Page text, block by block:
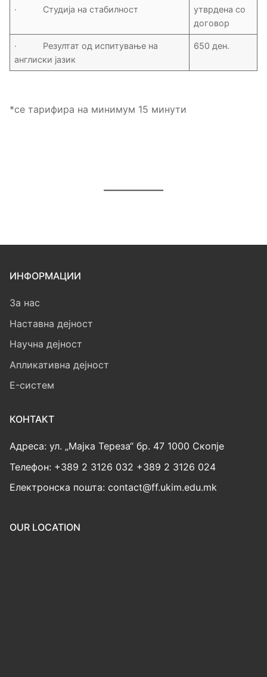
· Студија на стабилност
утврдена со
договор
· Резултат од испитување на
англиски јазик
650 ден.
*се тарифира на минимум 15 минути
ИНФОРМАЦИИ
За нас
Наставна дејност
Научна дејност
Апликативна дејност
E-систем
КОНТАКТ
Адреса: ул. „Мајка Тереза“ бр. 47 1000 Скопје
Телефон: +389 2 3126 032 +389 2 3126 024
Електронска пошта: contact@ff.ukim.edu.mk
OUR LOCATION